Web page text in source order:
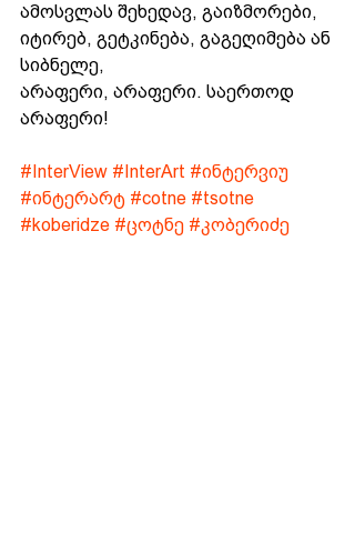
ამოსვლას შეხედავ, გაიზმორები,
იტირებ, გეტკინება, გაგეღიმება ან
სიბნელე,
არაფერი, არაფერი. საერთოდ
არაფერი!
#InterView #InterArt #ინტერვიუ
#ინტერარტ #cotne #tsotne
#koberidze #ცოტნე #კობერიძე